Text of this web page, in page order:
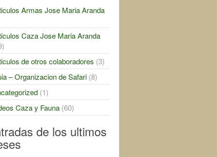
Armas Jose Maria Aranda
Caza Jose Maria Aranda
de otros colaboradores (3)
– Organizacion de Safari(8)
(1)
Caza y Fauna(60)
de los ultimos